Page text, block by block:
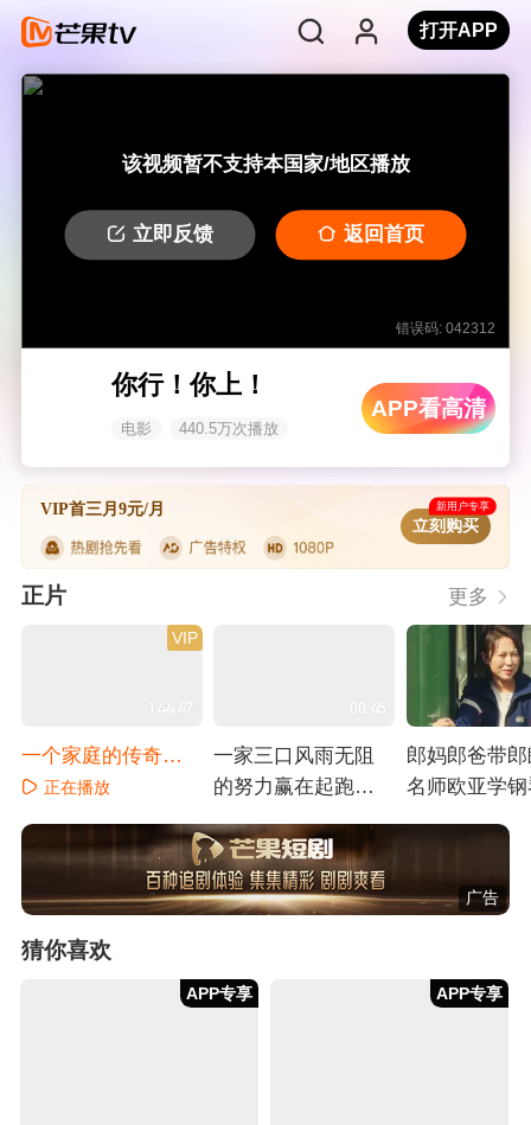
打开APP
该视频暂不支持本国家/地区播放
立即反馈 返回首页
错误码: 042312
你行！你上！
电影 440.5万次播放
APP看高清
VIP首三月9元/月 新用户专享
立刻购买
正片 更多
144:47
VIP
一个家庭的传奇历
险 正在播放
00:45
一家三口风雨无阻
的努力赢在起跑线
郎妈郎爸带
名师欧亚学
广告
猜你喜欢
APP专享 APP专享